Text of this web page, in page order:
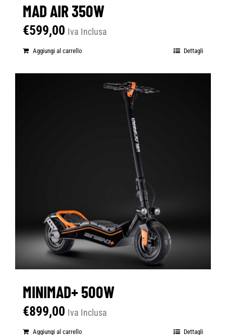
MAD AIR 350W
€599,00 Iva Inclusa
Aggiungi al carrello Dettagli
MINIMAD+ 500W
€899,00 Iva Inclusa
Aggiungi al carrello Dettagli